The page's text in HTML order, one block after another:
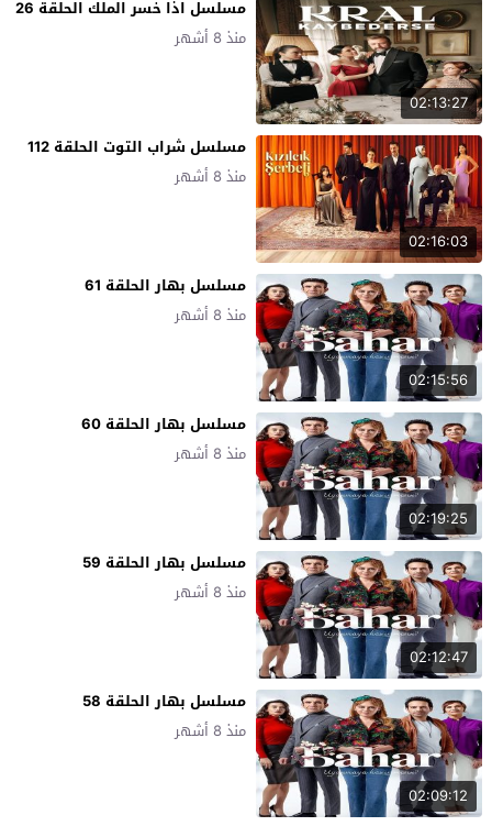
02:13:27
مسلسل اذا خسر الملك الحلقة 26
منذ 8 أشهر
02:16:03
مسلسل شراب التوت الحلقة 112
منذ 8 أشهر
02:15:56
مسلسل بهار الحلقة 61
منذ 8 أشهر
02:19:25
مسلسل بهار الحلقة 60
منذ 8 أشهر
02:12:47
مسلسل بهار الحلقة 59
منذ 8 أشهر
02:09:12
مسلسل بهار الحلقة 58
منذ 8 أشهر